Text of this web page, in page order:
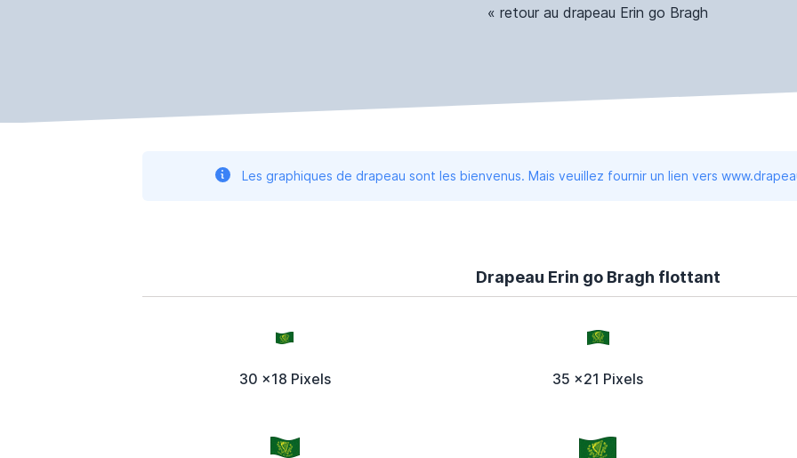
« retour au drapeau Erin go Bragh
Les graphiques de drapeau sont les bienvenus. Mais veuillez fournir un lien vers
Drapeau Erin go Bragh flottant
30 x18 Pixels 35 x21 Pixels